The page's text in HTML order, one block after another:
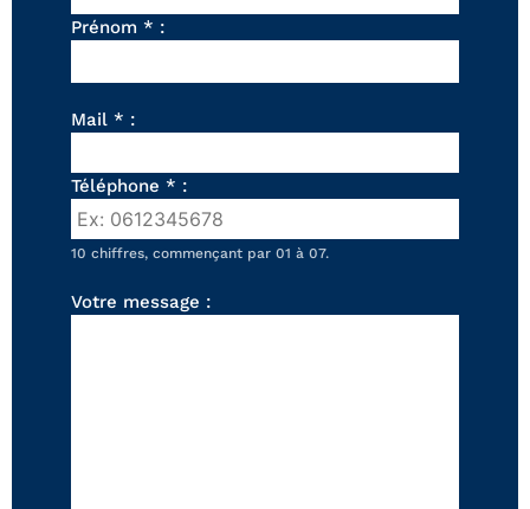
Prénom * :
Mail * :
Téléphone * :
10 chiffres, commençant par 01 à 07.
Votre message :